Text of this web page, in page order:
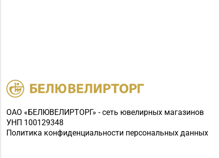
ОАО «БЕЛЮВЕЛИРТОРГ» - сеть ювелирных магазинов
УНП 100129348
Политика конфиденциальности персональных данных